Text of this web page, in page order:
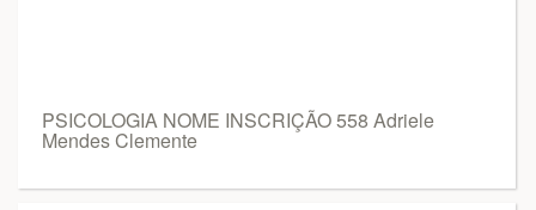
PSICOLOGIA NOME INSCRIÇÃO 558 Adriele
Mendes Clemente